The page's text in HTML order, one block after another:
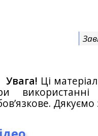
Увага! Ці